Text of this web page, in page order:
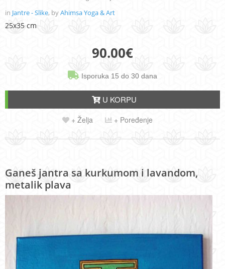
in Jantre - Slike, byAhimsa Yoga & Art
25x35 cm
90.00€
Isporuka 15 do 30 dana
U KORPU
+ Želja + Poređenje
Ganeš jantra sa kurkumom i lavandom,
metalik plava